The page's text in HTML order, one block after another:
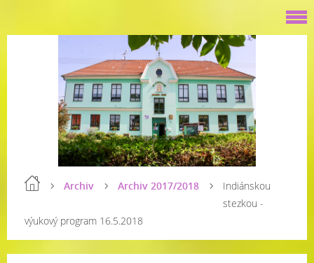
Archiv Archiv 2017/2018
Indiánskou
stezkou -
výukový program 16.5.2018